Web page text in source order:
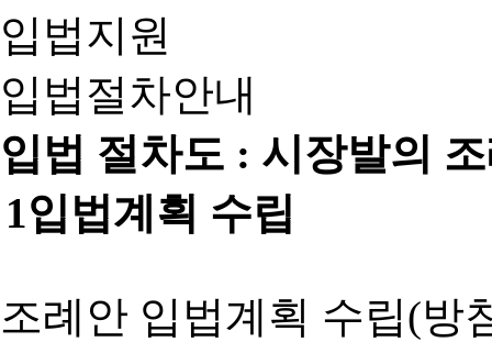
입법지원
입법절차안내
입법 절차도 : 시장발의
1입법계획 수립
조례안 입법계획 수립(방